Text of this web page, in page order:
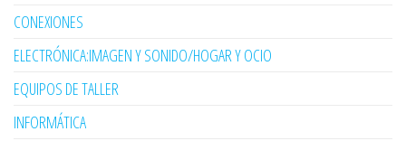
CONEXIONES
ELECTRÓNICA:IMAGEN Y SONIDO/HOGAR Y OCIO
EQUIPOS DE TALLER
INFORMÁTICA